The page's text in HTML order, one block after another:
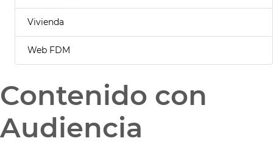
Vivienda
Web FDM
Contenido con
Audiencia